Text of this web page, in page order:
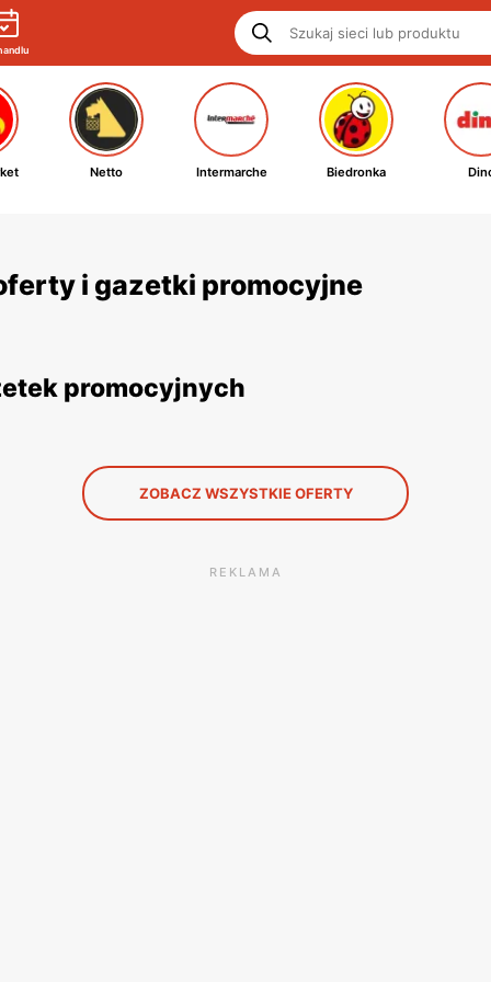
Netto Intermarche Biedronka
i gazetki promocyjne
promocyjnych
ZOBACZ WSZYSTKIE OFERTY
REKLAMA